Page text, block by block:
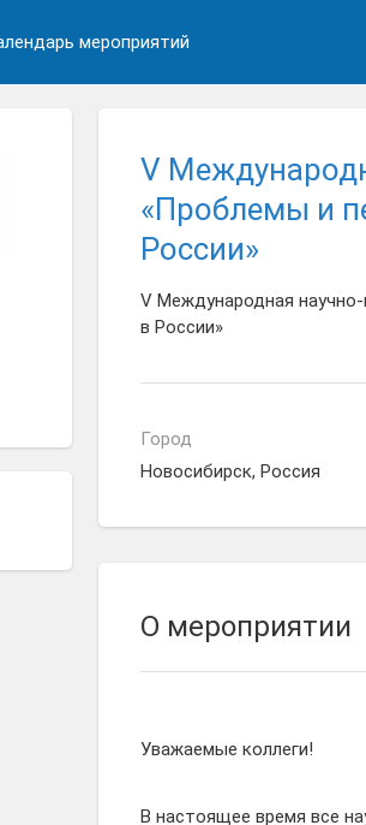
мероприятий
V
«Проблемы и
России»
V Международная
в России»
Город
Новосибирск, Россия
О мероприятии
Уважаемые коллеги!
В настоящее время все